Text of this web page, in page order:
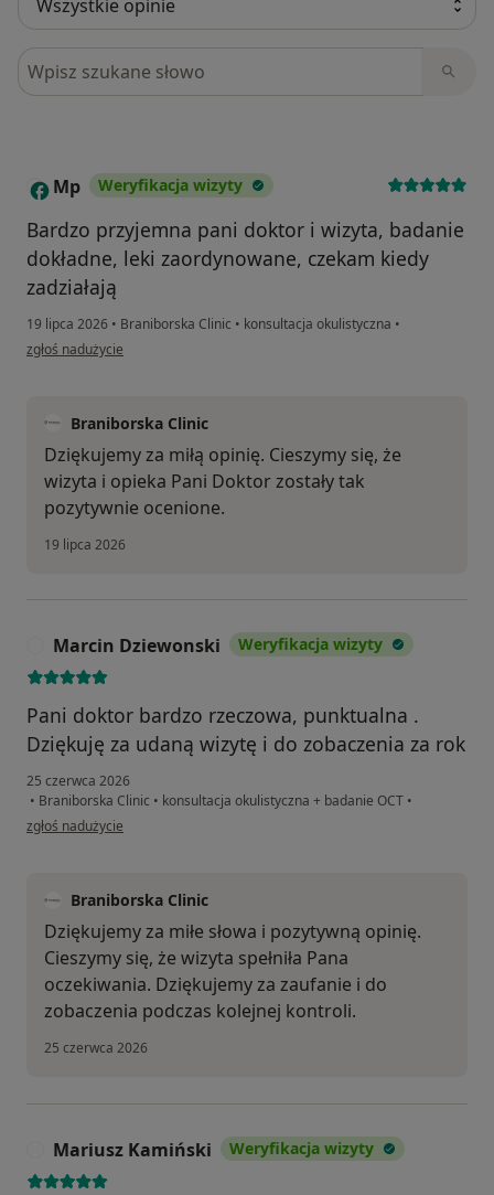
Szukaj w opiniach
M Mp Weryfikacja wizyty
Bardzo przyjemna pani doktor i wizyta, badanie
dokładne, leki zaordynowane, czekam kiedy
zadziałają
19 lipca 2026 • Braniborska Clinic • konsultacja okulistyczna •
w opinii użytkownika Mp
zgłoś nadużycie
Braniborska Clinic
Dziękujemy za miłą opinię. Cieszymy się, że
wizyta i opieka Pani Doktor zostały tak
pozytywnie ocenione.
19 lipca 2026
Marcin Dziewonski Weryfikacja wizyty
Pani doktor bardzo rzeczowa, punktualna .
Dziękuję za udaną wizytę i do zobaczenia za rok
25 czerwca 2026
• Braniborska Clinic • konsultacja okulistyczna + badanie OCT •
w opinii użytkownika Marcin Dziewonski
zgłoś nadużycie
Braniborska Clinic
Dziękujemy za miłe słowa i pozytywną opinię.
Cieszymy się, że wizyta spełniła Pana
oczekiwania. Dziękujemy za zaufanie i do
zobaczenia podczas kolejnej kontroli.
25 czerwca 2026
Mariusz Kamiński Weryfikacja wizyty